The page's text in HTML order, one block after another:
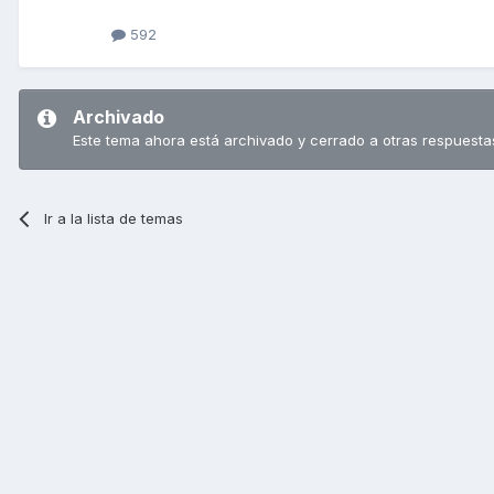
592
Archivado
Este tema ahora está archivado y cerrado a otras
Ir a la lista de temas